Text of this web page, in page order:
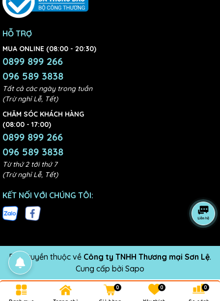
HỖ TRỢ
MUA ONLINE (08:00 - 20:30)
0899 899 266
096 589 3838
Tất cả các ngày trong tuần
(Trừ nghỉ Lễ, Tết)
CHĂM SÓC KHÁCH HÀNG
(08:00 - 17:00)
0899 899 266
096 589 3838
Từ thứ 2 tới thứ 7
(Trừ nghỉ Lễ, Tết)
KẾT NỐI VỚI CHÚNG TÔI:
Bản quyền thuộc về Công ty TNHH Thương mại Sơn Lệ.
Cung cấp bởi Sapo
0 0 0